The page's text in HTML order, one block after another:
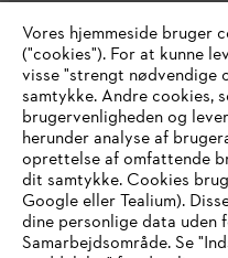
Virksomheden
STIHL FAQ
Service
Vores hjemmeside bruger
("cookies"). For at kunne
visse "strengt nødvendige
samtykke. Andre cookies,
brugervenligheden og
herunder analyse af
oprettelse af omfattende
dit samtykke. Cookies
Google eller Tealium).
dine personlige data
Samarbejdsområde. Se